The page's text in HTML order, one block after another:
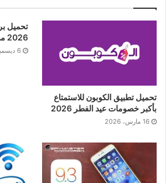
تحميل تطبيق الكوبون للاستمتاع
بأكبر خصومات عيد الفطر 2026
16 مارس، 2026
تحميل
2026 مجانا كامل
6 ديسمبر، 2025